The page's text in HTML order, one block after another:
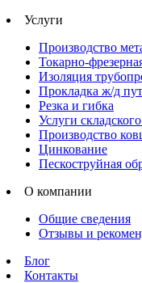
Услуги
Производство
Токарно-
Изоляция
Прокладка ж/д
Резка и гибка
Услуги
Производство
Цинкование
Пескоструйная
О компании
Общие сведения
Отзывы и
Блог
Контакты